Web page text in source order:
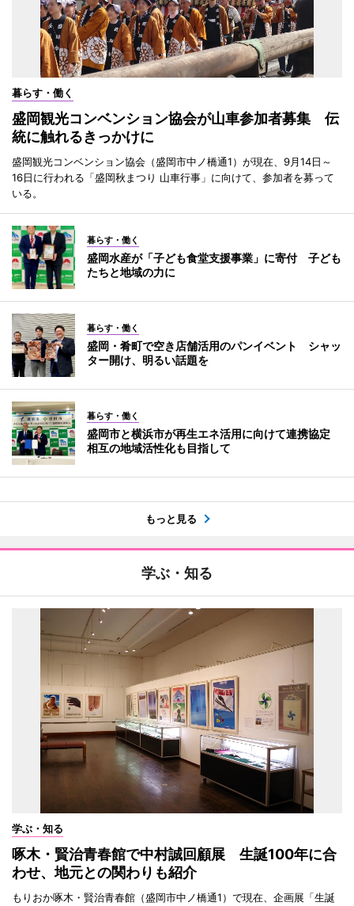
暮らす・働く
盛岡観光コンベンション協会が山車参加者募集 伝
統に触れるきっかけに
盛岡観光コンベンション協会（盛岡市中ノ橋通1）が現在、9月14日～
16日に行われる「盛岡秋まつり 山車行事」に向けて、参加者を募って
いる。
暮らす・働く
盛岡水産が「子ども食堂支援事業」に寄付 子ども
たちと地域の力に
暮らす・働く
盛岡・肴町で空き店舗活用のパンイベント シャッ
ター開け、明るい話題を
暮らす・働く
盛岡市と横浜市が再生エネ活用に向けて連携協定
相互の地域活性化も目指して
もっと見る
学ぶ・知る
学ぶ・知る
啄木・賢治青春館で中村誠回顧展 生誕100年に合
わせ、地元との関わりも紹介
もりおか啄木・賢治青春館（盛岡市中ノ橋通1）で現在、企画展「生誕